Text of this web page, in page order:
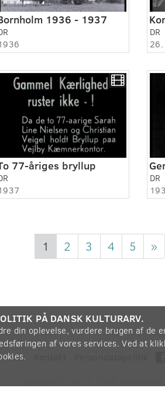
1936 - 1937
DR
77-åriges bryllup
DR
1 2 3 4 5 »
Om
PÅ DANSK KULTURARV.
din oplevelse, vurdere brugen af de
af vores services. Ved at